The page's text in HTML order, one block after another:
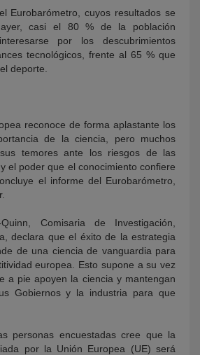
Eurobarómetro, cuyos resultados se
casi el 80 % de la población
por los descubrimientos
tecnológicos, frente al 65 % que
deporte.
reconoce de forma aplastante los
de la ciencia, pero muchos
temores ante los riesgos de las
el poder que el conocimiento confiere
el informe del Eurobarómetro,
Comisaria de Investigación,
declara que el éxito de la estrategia
de una ciencia de vanguardia para
europea. Esto supone a su vez
a pie apoyen la ciencia y mantengan
Gobiernos y la industria para que
personas encuestadas cree que la
por la Unión Europea (UE) será